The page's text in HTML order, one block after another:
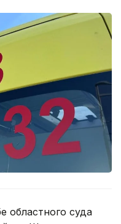
областного суда